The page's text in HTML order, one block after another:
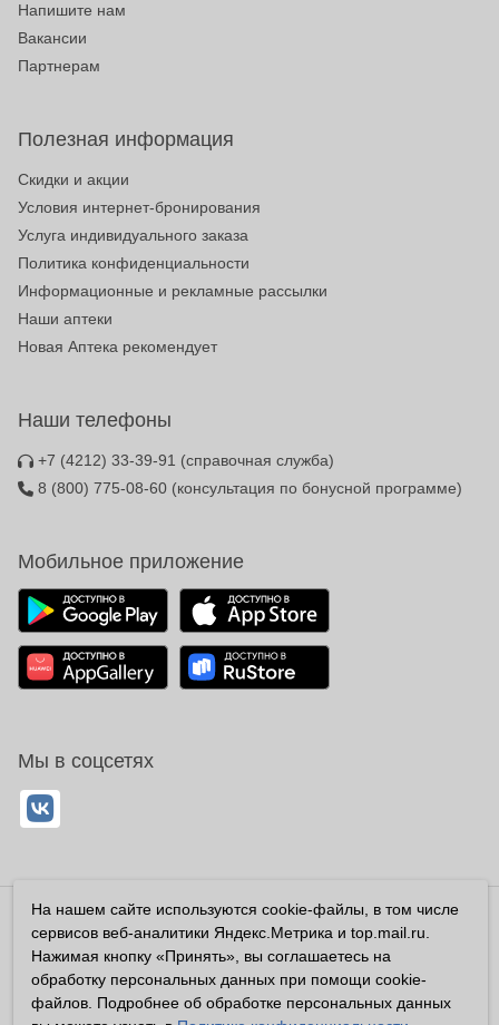
Напишите нам
Вакансии
Партнерам
Полезная информация
Скидки и акции
Условия интернет-бронирования
Услуга индивидуального заказа
Политика конфиденциальности
Информационные и рекламные рассылки
Наши аптеки
Новая Аптека рекомендует
Наши телефоны
+7 (4212) 33-39-91 (справочная служба)
8 (800) 775-08-60 (консультация по бонусной программе)
Мобильное приложение
Мы в соцсетях
Владелец сайта ООО «Суперфарма» ОГРН 1032700302194
Все права защищены ©2026
Информация, размещенная на данном сайте имеет
справочный характер, и не должна восприниматься
На нашем сайте используются cookie-файлы, в том числе
сервисов веб-аналитики Яндекс.Метрика и top.mail.ru.
Нажимая кнопку «Принять», вы соглашаетесь на
обработку персональных данных при помощи cookie-
файлов. Подробнее об обработке персональных данных